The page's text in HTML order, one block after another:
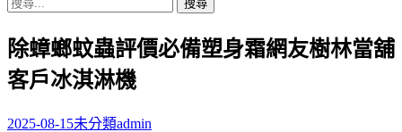
關
鍵
字:
除蟑螂蚊蟲評價必備塑身霜網友樹林當舖
客戶冰淇淋機
2025-08-15未分類admin